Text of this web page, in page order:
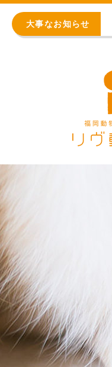
大事なお知らせ